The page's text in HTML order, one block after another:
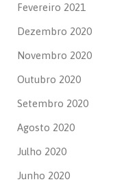
Fevereiro 2021
Dezembro 2020
Novembro 2020
Outubro 2020
Setembro 2020
Agosto 2020
Julho 2020
Junho 2020